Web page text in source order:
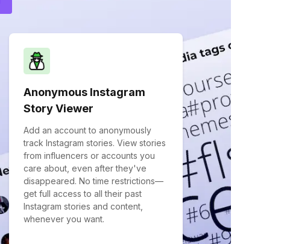
Anonymous Instagram
Story Viewer
Add an account to anonymously
track Instagram stories. View stories
from influencers or accounts you
care about, even after they've
disappeared. No time restrictions—
get full access to all their past
Instagram stories and content,
whenever you want.